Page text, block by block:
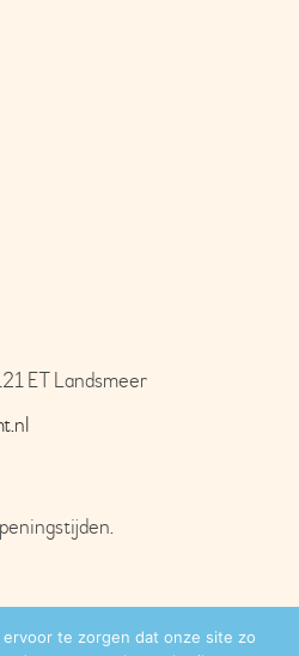
ET Landsmeer
doorStudio Picaflor
te zorgen dat onze site zo